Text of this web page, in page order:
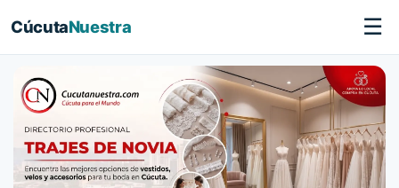
CúcutaNuestra ☰